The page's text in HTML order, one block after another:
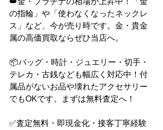
の指輪」や「使わなくなったネックレ
ス」など、今が売り時です。金・貴金
属の高価買取ならぜひ当店へ。
📦バッグ・時計・ジュエリー・切手・
テレカ・古銭なども幅広く対応中！付
属品がないお品や壊れたアクセサリー
でもOKです。まずは無料査定へ！
✅査定無料・即現金化・接客丁寧経験